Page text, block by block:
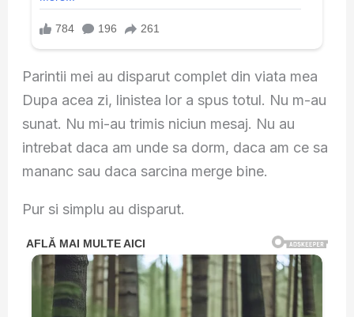
Parintii mei au disparut complet din viata mea
Dupa acea zi, linistea lor a spus totul. Nu m-au
sunat. Nu mi-au trimis niciun mesaj. Nu au
intrebat daca am unde sa dorm, daca am ce sa
mananc sau daca sarcina merge bine.
Pur si simplu au disparut.